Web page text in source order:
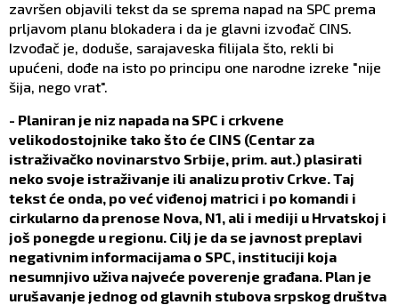
završen objavili tekst da se sprema napad na SPC prema
prljavom planu blokadera i da je glavni izvođač CINS.
Izvođač je, doduše, sarajaveska filijala što, rekli bi
upućeni, dođe na isto po principu one narodne izreke "nije
šija, nego vrat".
- Planiran je niz napada na SPC i crkvene
velikodostojnike tako što će CINS (Centar za
istraživačko novinarstvo Srbije, prim. aut.) plasirati
neko svoje istraživanje ili analizu protiv Crkve. Taj
tekst će onda, po već viđenoj matrici i po komandi i
cirkularno da prenose Nova, N1, ali i mediji u Hrvatskoj i
još ponegde u regionu. Cilj je da se javnost preplavi
negativnim informacijama o SPC, instituciji koja
nesumnjivo uživa najveće poverenje građana. Plan je
urušavanje jednog od glavnih stubova srpskog društva